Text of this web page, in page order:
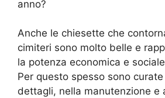
anno?
Anche le chiesette che
cimiteri sono molto belle e
la potenza economica e
Per questo spesso sono
dettagli, nella manutenzione e